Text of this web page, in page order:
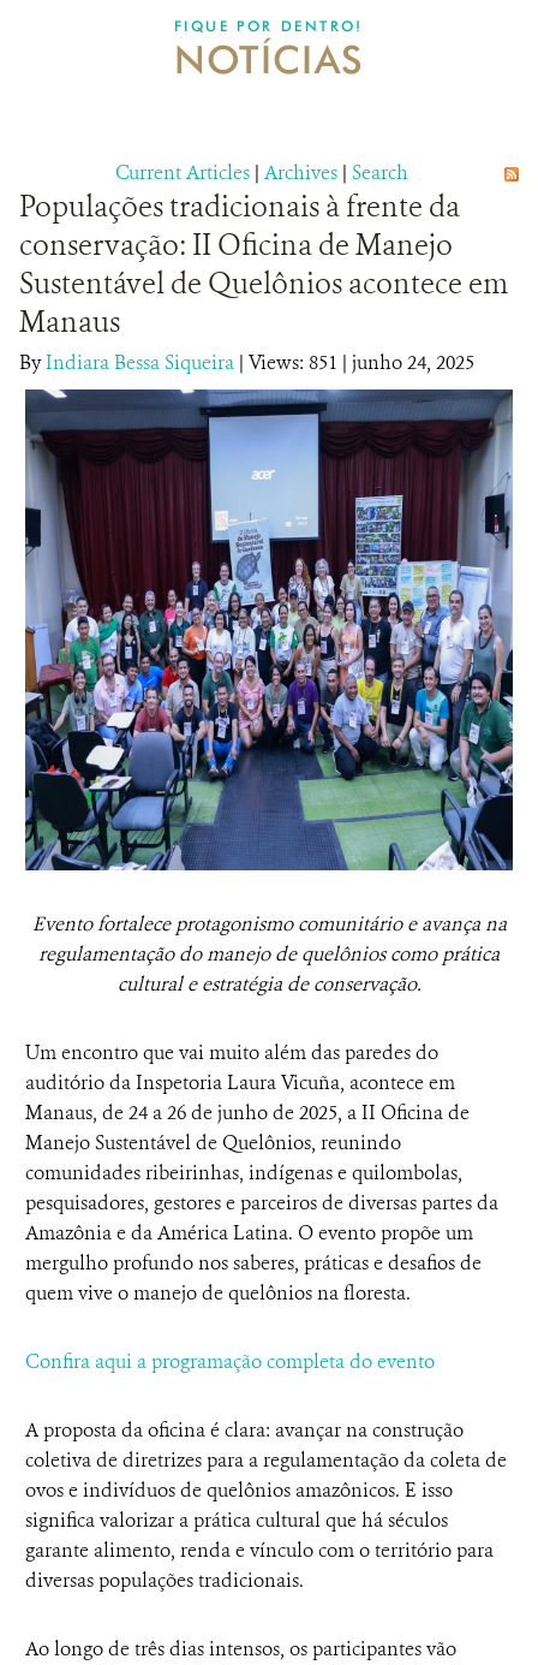
FIQUE POR DENTRO!
NOTÍCIAS
Current Articles | Archives | Search
Populações tradicionais à frente da
conservação: II Oficina de Manejo
Sustentável de Quelônios acontece em
Manaus
ByIndiara Bessa Siqueira | Views: 851 | junho 24, 2025
Evento fortalece protagonismo comunitário e avança na
regulamentação do manejo de quelônios como prática
cultural e estratégia de conservação.
Um encontro que vai muito além das paredes do
auditório da Inspetoria Laura Vicuña, acontece em
Manaus, de 24 a 26 de junho de 2025, a II Oficina de
Manejo Sustentável de Quelônios, reunindo
comunidades ribeirinhas, indígenas e quilombolas,
pesquisadores, gestores e parceiros de diversas partes da
Amazônia e da América Latina. O evento propõe um
mergulho profundo nos saberes, práticas e desafios de
quem vive o manejo de quelônios na floresta.
Confira aqui a programação completa do evento
A proposta da oficina é clara: avançar na construção
coletiva de diretrizes para a regulamentação da coleta de
ovos e indivíduos de quelônios amazônicos. E isso
significa valorizar a prática cultural que há séculos
garante alimento, renda e vínculo com o território para
diversas populações tradicionais.
Ao longo de três dias intensos, os participantes vão